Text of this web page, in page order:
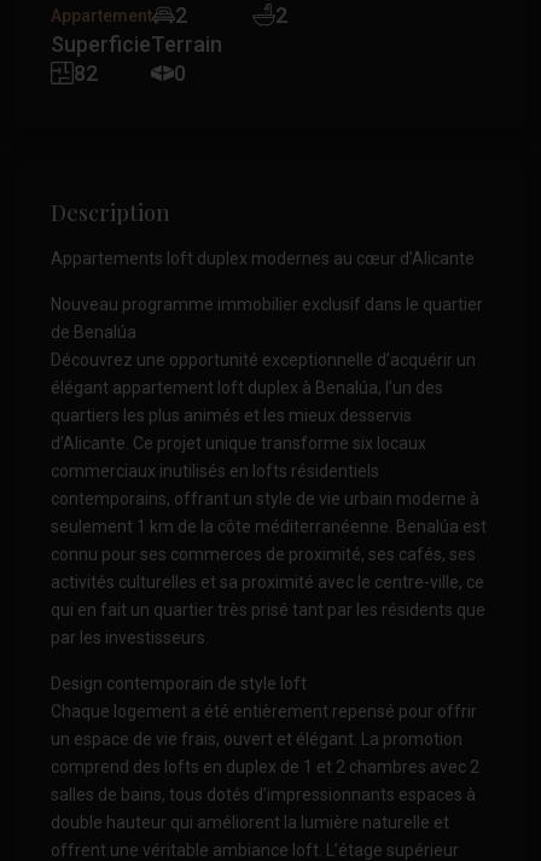
Appartement
2
2
Superficie
82
Terrain
0
Description
Appartements loft duplex modernes au cœur d’Alicante
Nouveau programme immobilier exclusif dans le quartier
de Benalúa
Découvrez une opportunité exceptionnelle d’acquérir un
élégant appartement loft duplex à Benalúa, l’un des
quartiers les plus animés et les mieux desservis
d’Alicante. Ce projet unique transforme six locaux
commerciaux inutilisés en lofts résidentiels
contemporains, offrant un style de vie urbain moderne à
seulement 1 km de la côte méditerranéenne. Benalúa est
connu pour ses commerces de proximité, ses cafés, ses
activités culturelles et sa proximité avec le centre-ville, ce
qui en fait un quartier très prisé tant par les résidents que
par les investisseurs.
Design contemporain de style loft
Chaque logement a été entièrement repensé pour offrir
un espace de vie frais, ouvert et élégant. La promotion
comprend des lofts en duplex de 1 et 2 chambres avec 2
salles de bains, tous dotés d’impressionnants espaces à
double hauteur qui améliorent la lumière naturelle et
offrent une véritable ambiance loft. L’étage supérieur